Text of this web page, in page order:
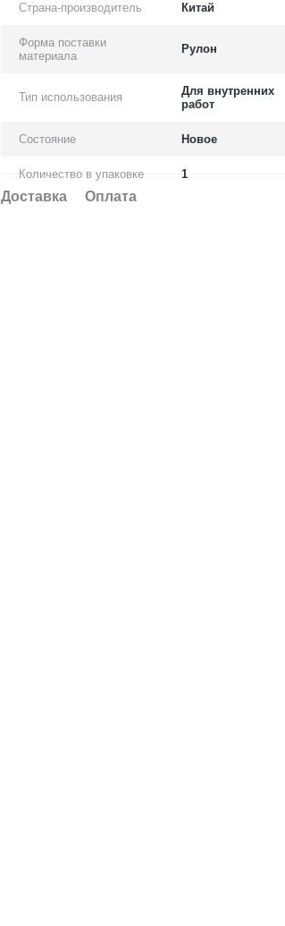
Страна-производитель Китай
Форма поставки
материала
Рулон
Тип использования
Для внутренних
работ
Состояние Новое
Количество в упаковке 1
Доставка Оплата